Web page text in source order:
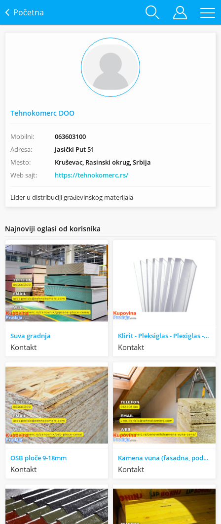
Početna
Tehnokomerc DOO
Mobilni:
063603100
Adresa:
Jasički Put 51
Mesto:
Kruševac, Rasinski okrug, Srbija
Web sajt:
https://tehnokomerc.rs/
Lider u distribuciji građevinskog materijala
Najnoviji oglasi od korisnika
Suva gradnja
Kontakt
Klirit - Pleksiglas - Plexiglas - PUNI POLIKARBONAT
Kontakt
OSB ploče 9-18mm
Kontakt
Kamena vuna (fasadna, podna, meka, polutvrda i tvrda)
Kontakt